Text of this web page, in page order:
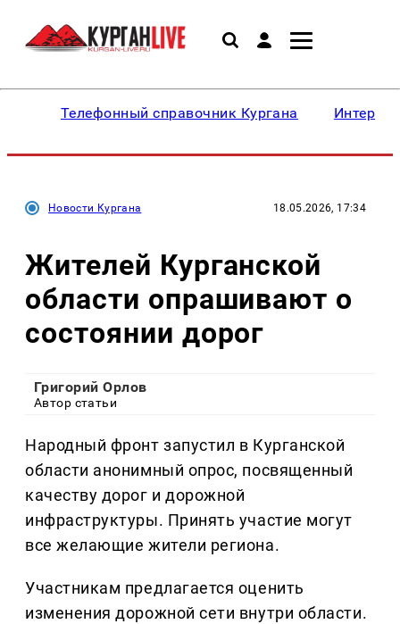
Телефонный справочник Кургана
Новости Кургана 18.05.2026, 17:34
Жителей Курганской
области опрашивают о
состоянии дорог
Григорий Орлов
Автор статьи
Народный фронт запустил в Курганской
области анонимный опрос, посвященный
качеству дорог и дорожной
инфраструктуры. Принять участие могут
все желающие жители региона.
Участникам предлагается оценить
изменения дорожной сети внутри области.